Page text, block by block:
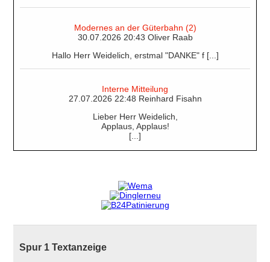
Modernes an der Güterbahn (2)
30.07.2026 20:43 Oliver Raab
Hallo Herr Weidelich, erstmal "DANKE" f [...]
Interne Mitteilung
27.07.2026 22:48 Reinhard Fisahn
Lieber Herr Weidelich,
Applaus, Applaus!
[...]
Spur 1 Textanzeige